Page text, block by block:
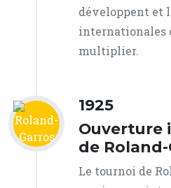
développent et
internationales
multiplier.
1925
Ouverture
de
Le tournoi de